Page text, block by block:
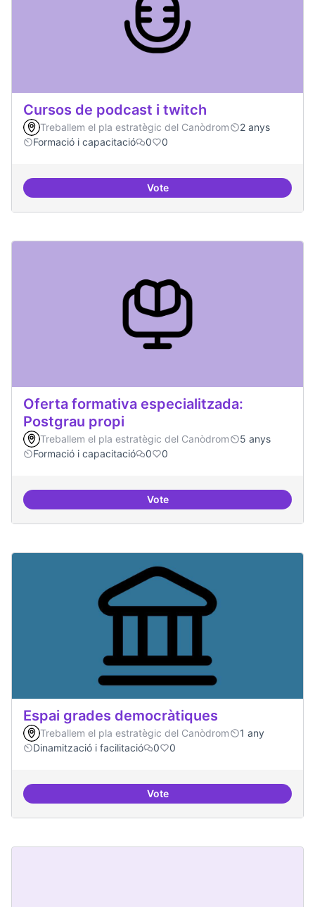
Cursos de podcast i twitch
Treballem el pla estratègic del Canòdrom
2 anys
Formació i capacitació
0 0
VoteCursos de podcast i twitch
Oferta formativa especialitzada:
Postgrau propi
Treballem el pla estratègic del Canòdrom
5 anys
Formació i capacitació
0 0
VoteOferta formativa especialitzada:
Espai grades democràtiques
Treballem el pla estratègic del Canòdrom
1 any
Dinamització i facilitació
0 0
VoteEspai grades democràtiques